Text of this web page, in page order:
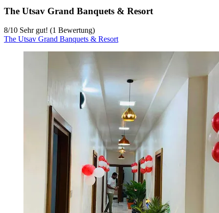
The Utsav Grand Banquets & Resort
8/10 Sehr gut! (1 Bewertung)
The Utsav Grand Banquets & Resort